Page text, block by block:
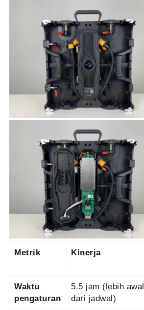
Metrik Kinerja
Waktu
pengaturan
5.5 jam (lebih awal
dari jadwal)